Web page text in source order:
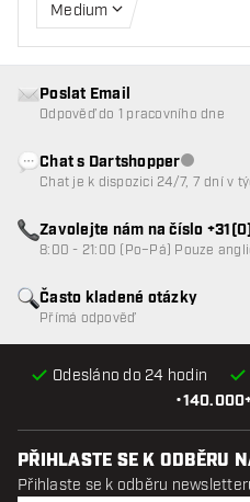
Medium
•
Odesláno do 24 hodin
Často kladené otázky
Přímá odpověď
Poslat Email
Odpověď do 1 pracovního dne
Chat s Dartshopper
Chat je k dispozici 24/7, 7 dní v
Zavolejte nám na číslo
8:00 - 21:00 (Po–Pá) Pouze
PŘIHLASTE SE K ODBĚRU
Přihlaste se k odběru